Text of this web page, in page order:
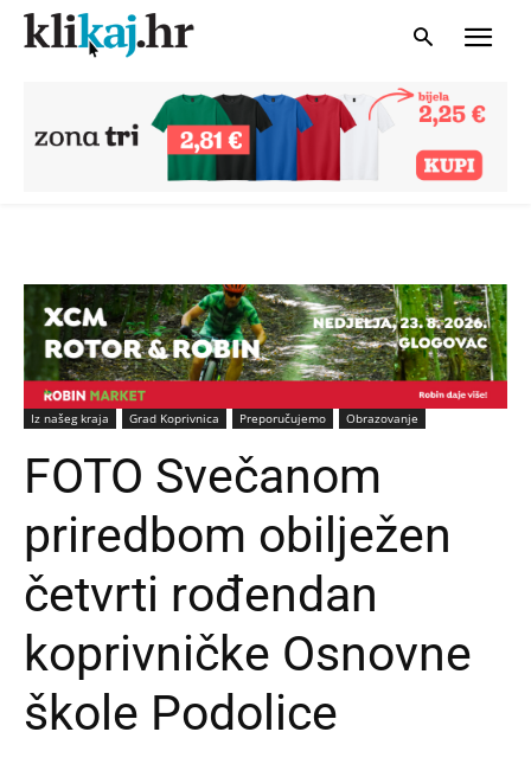
Iz našeg kraja Grad Koprivnica Preporučujemo Obrazovanje
FOTO Svečanom
priredbom obilježen
četvrti rođendan
koprivničke Osnovne
škole Podolice